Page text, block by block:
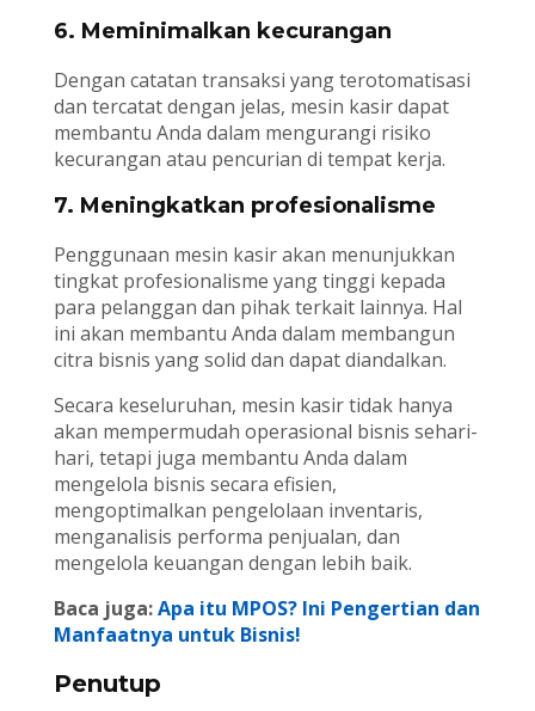
6. Meminimalkan kecurangan
Dengan catatan transaksi yang terotomatisasi
dan tercatat dengan jelas, mesin kasir dapat
membantu Anda dalam mengurangi risiko
kecurangan atau pencurian di tempat kerja.
7. Meningkatkan profesionalisme
Penggunaan mesin kasir akan menunjukkan
tingkat profesionalisme yang tinggi kepada
para pelanggan dan pihak terkait lainnya. Hal
ini akan membantu Anda dalam membangun
citra bisnis yang solid dan dapat diandalkan.
Secara keseluruhan, mesin kasir tidak hanya
akan mempermudah operasional bisnis sehari-
hari, tetapi juga membantu Anda dalam
mengelola bisnis secara efisien,
mengoptimalkan pengelolaan inventaris,
menganalisis performa penjualan, dan
mengelola keuangan dengan lebih baik.
Baca juga:Apa itu MPOS? Ini Pengertian dan
Manfaatnya untuk Bisnis!
Penutup